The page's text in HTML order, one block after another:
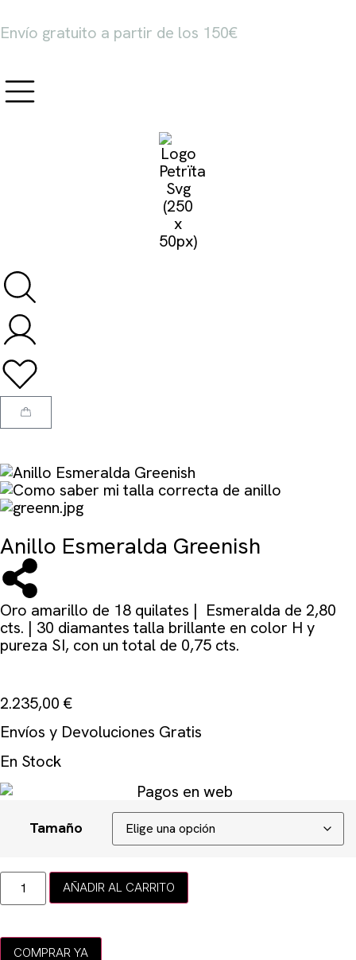
Envío gratuito a partir de los 150€
Anillo Esmeralda Greenish
Oro amarillo de 18 quilates | Esmeralda de 2,80
cts. | 30 diamantes talla brillante en color H y
pureza SI, con un total de 0,75 cts.
2.235,00 €
Envíos y Devoluciones Gratis
En Stock
Tamaño
AÑADIR AL CARRITO
COMPRAR YA